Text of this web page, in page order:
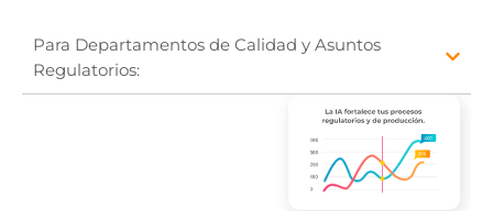
Para Departamentos de Calidad y Asuntos
Regulatorios: